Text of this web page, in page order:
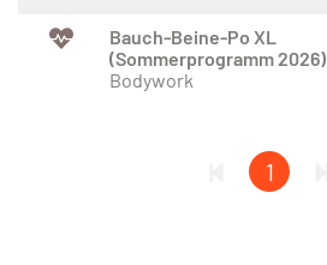
Bauch-Beine-Po XL
(Sommerprogramm 2026)
Bodywork
1